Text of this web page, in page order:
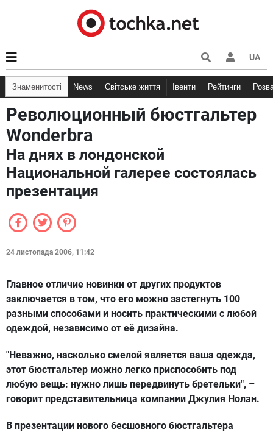
UA
Знаменитості News Світське життя Івенти Рейтинги
Революционный бюстгальтер
Wonderbra
На днях в лондонской
Национальной галерее состоялась
презентация
24 листопада 2006, 11:42
Главное отличие новинки от других продуктов
заключается в том, что его можно застегнуть 100
разными способами и носить практическими с любой
одеждой, независимо от её дизайна.
"Неважно, насколько смелой является ваша одежда,
этот бюстгальтер можно легко приспособить под
любую вещь: нужно лишь передвинуть бретельки", –
говорит представительница компании Джулия Нолан.
В презентации нового бесшовного бюстгальтера